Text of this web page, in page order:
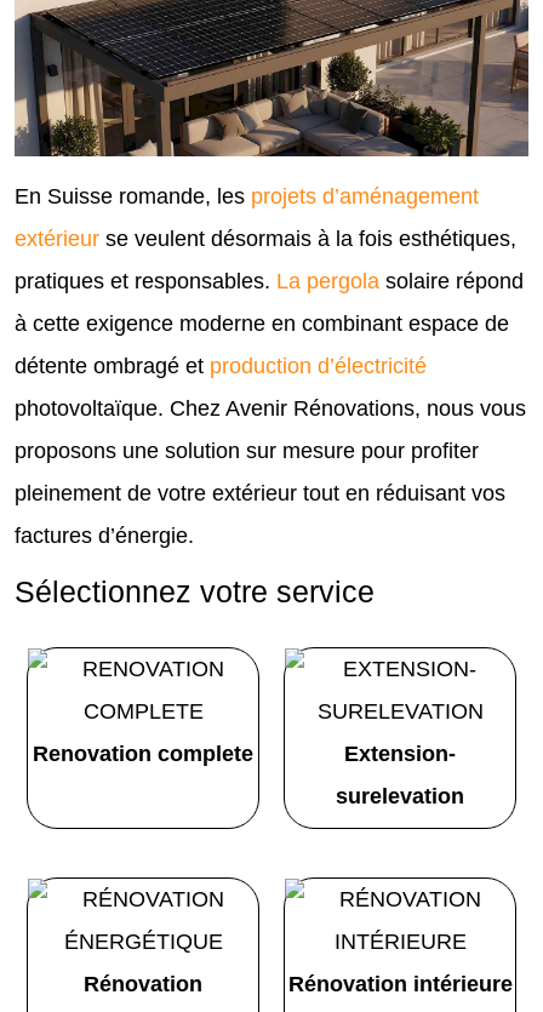
En Suisse romande, les projets d’aménagement
extérieur se veulent désormais à la fois esthétiques,
pratiques et responsables. La pergola solaire répond
à cette exigence moderne en combinant espace de
détente ombragé et production d’électricité
photovoltaïque. Chez Avenir Rénovations, nous vous
proposons une solution sur mesure pour profiter
pleinement de votre extérieur tout en réduisant vos
factures d’énergie.
Sélectionnez votre service
Renovation complete
Extension-
surelevation
Rénovation
Rénovation intérieure